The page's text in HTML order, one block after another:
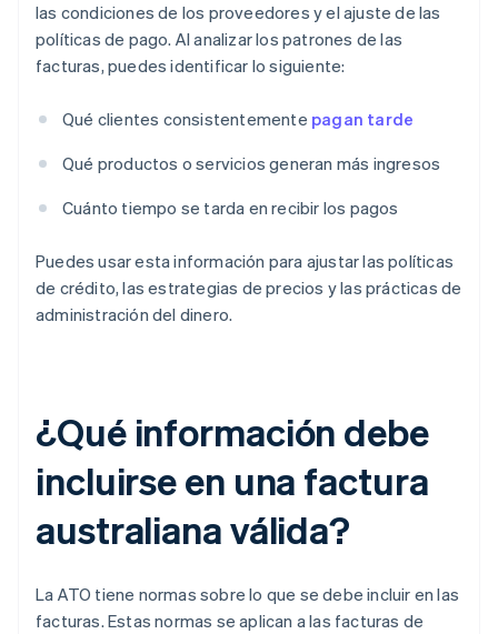
las condiciones de los proveedores y el ajuste de las
políticas de pago. Al analizar los patrones de las
facturas, puedes identificar lo siguiente:
Qué clientes consistentemente pagan tarde
Qué productos o servicios generan más ingresos
Cuánto tiempo se tarda en recibir los pagos
Puedes usar esta información para ajustar las políticas
de crédito, las estrategias de precios y las prácticas de
administración del dinero.
¿Qué información debe
incluirse en una factura
australiana válida?
La ATO tiene normas sobre lo que se debe incluir en las
facturas. Estas normas se aplican a las facturas de